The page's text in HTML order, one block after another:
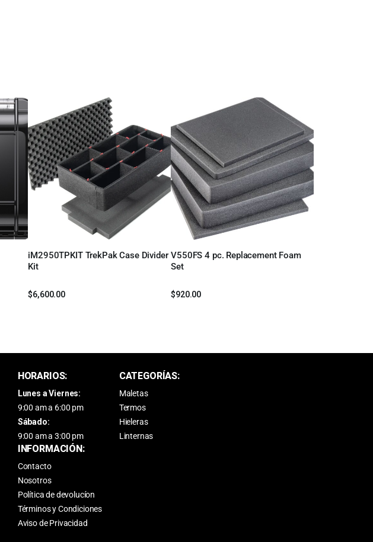
iM2950TPKIT TrekPak Case Divider
Kit
$6,600.00
V550FS 4 pc. Replacement Foam
SetLeer más
$920.00
HORARIOS:
Lunes a Viernes:
9:00 am a 6:00 pm
Sábado:
9:00 am a 3:00 pm
INFORMACIÓN:
Contacto
Nosotros
Política de devolucíon
Términos y Condiciones
Aviso de Privacidad
CATEGORÍAS:
Maletas
Termos
Hieleras
Linternas